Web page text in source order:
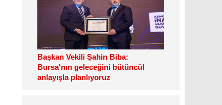
Başkan Vekili Şahin Biba:
Bursa'nın geleceğini bütüncül
anlayışla planlıyoruz